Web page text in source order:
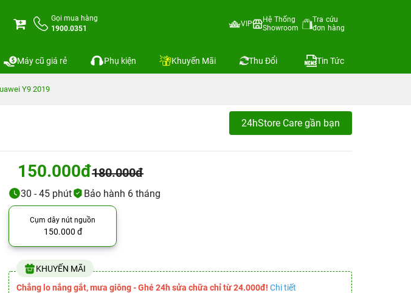
Gọi mua hàng
1900.0351
VIP
Hệ Thống
Showroom
Tra cứu
đơn hàng
Máy cũ giá rẻ Phụ kiện Khuyến Mãi Thu Đổi Tin Tức
Y9 2019
24hStore Care gần bạn
150.000đ180.000đ
30 - 45 phút Bảo hành 6 tháng
Cụm dây nút nguồn
150.000 đ
KHUYẾN MÃI
Chẳng lo nắng gắt, mưa giông - Ghé 24h sửa chữa chỉ từ 24.000đ! Chi tiết